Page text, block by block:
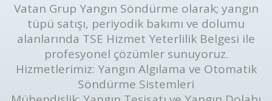
Vatan Grup Yangın Söndürme olarak; yangın
tüpü satışı, periyodik bakımı ve dolumu
alanlarında TSE Hizmet Yeterlilik Belgesi ile
profesyonel çözümler sunuyoruz.
Hizmetlerimiz: Yangın Algılama ve Otomatik
Söndürme Sistemleri